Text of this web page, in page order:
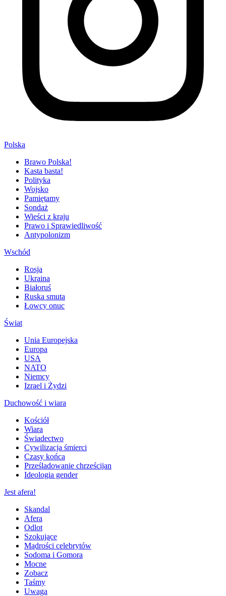
Polska
Brawo Polska!
Kasta basta!
Polityka
Wojsko
Pamiętamy
Sondaż
Wieści z kraju
Prawo i Sprawiedliwość
Antypolonizm
Wschód
Rosja
Ukraina
Białoruś
Ruska smuta
Łowcy onuc
Świat
Unia Europejska
Europa
USA
NATO
Niemcy
Izrael i Żydzi
Duchowość i wiara
Kościół
Wiara
Świadectwo
Cywilizacja śmierci
Czasy końca
Prześladowanie chrześcijan
Ideologia gender
Jest afera!
Skandal
Afera
Odlot
Szokujące
Mądrości celebrytów
Sodoma i Gomora
Mocne
Zobacz
Taśmy
Uwaga